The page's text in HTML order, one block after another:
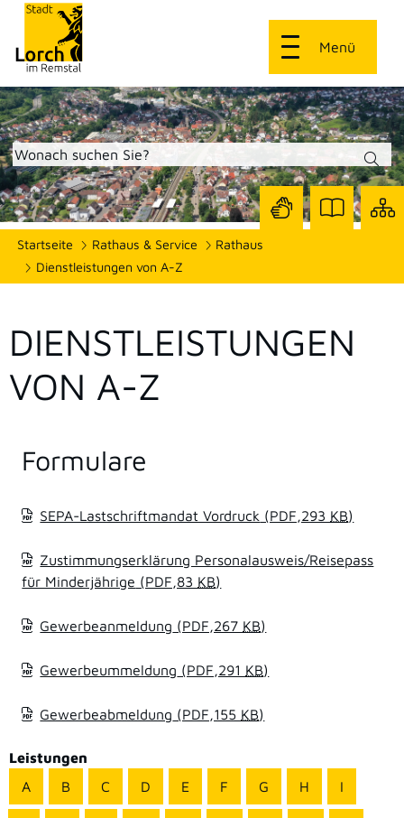
Menü
Startseite Rathaus & Service
Rathaus
Dienstleistungen von A-Z
Seite
DIENSTLEISTUNGEN
VON A-Z
Formulare
SEPA-Lastschriftmandat Vordruck (PDF,293 KB)
Zustimmungserklärung Personalausweis/Reisepass
für Minderjährige (PDF,83 KB)
Gewerbeanmeldung (PDF,267 KB)
Gewerbeummeldung (PDF,291 KB)
Gewerbeabmeldung (PDF,155 KB)
Leistungen
A
B C D E F G H I